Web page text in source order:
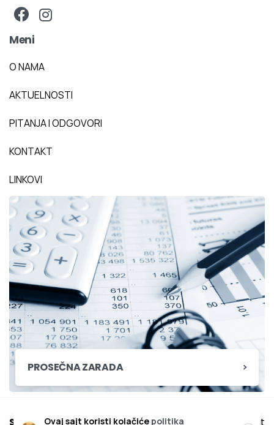
Meni
O NAMA
AKTUELNOSTI
PITANJA I ODGOVORI
KONTAKT
LINKOVI
PROSEČNA ZARADA
Ovaj sajt koristi kolačiće politika